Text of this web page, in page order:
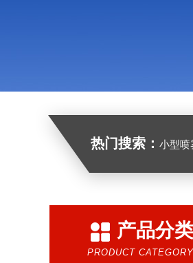
热门搜索： 小型喷雾干燥
产品分类
PRODUCT CATEGORY